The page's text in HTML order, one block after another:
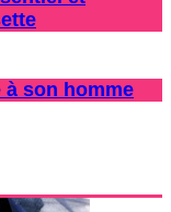
son homme